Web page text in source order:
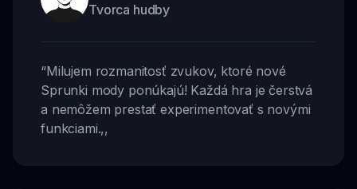
Tvorca hudby
“Milujem rozmanitosť zvukov, ktoré nové
Sprunki mody ponúkajú! Každá hra je čerstvá
a nemôžem prestať experimentovať s novými
funkciami.,,